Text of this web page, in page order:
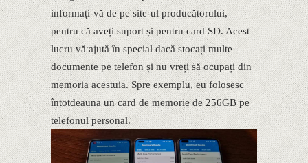
informați-vă de pe site-ul producătorului,
pentru că aveți suport și pentru card SD. Acest
lucru vă ajută în special dacă stocați multe
documente pe telefon și nu vreți să ocupați din
memoria acestuia. Spre exemplu, eu folosesc
întotdeauna un card de memorie de 256GB pe
telefonul personal.